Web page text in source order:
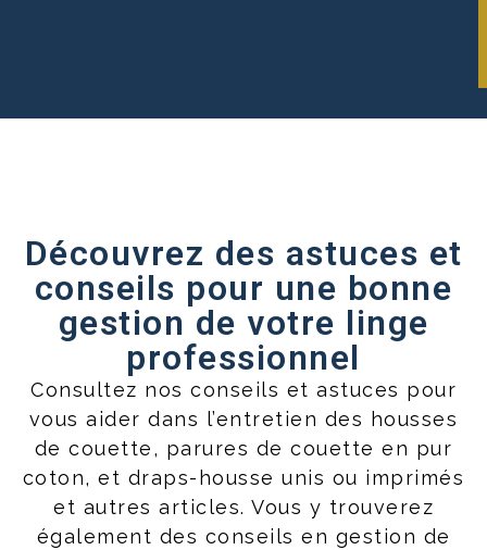
Découvrez des astuces et
conseils pour une bonne
gestion de votre linge
professionnel
Consultez nos conseils et astuces pour
vous aider dans l’entretien des housses
de couette, parures de couette en pur
coton, et draps-housse unis ou imprimés
et autres articles. Vous y trouverez
également des conseils en gestion de